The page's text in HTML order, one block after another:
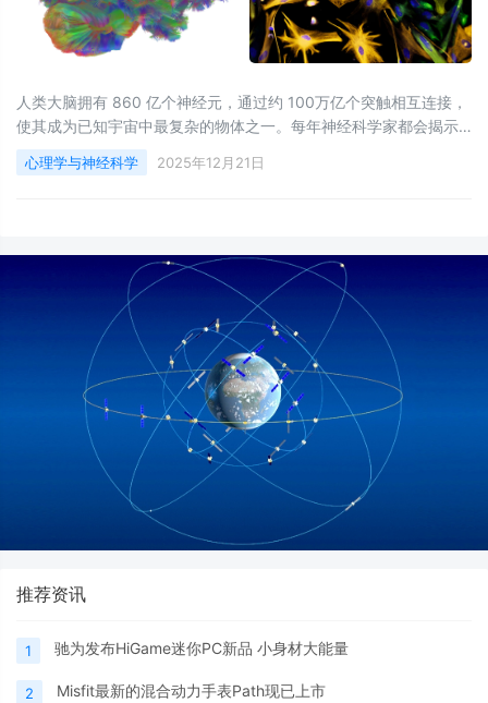
人类大脑拥有 860 亿个神经元，通过约 100万亿个突触相互连接，
使其成为已知宇宙中最复杂的物体之一。每年神经科学家都会揭示
关于这种弹性结构运作机制的迷人、重要且奇特的发现，2025 年也
不例外。以下是今年十大最引人入胜的大脑研究成果，供您细细品
心理学与神经科学 2025年12月21日
推荐资讯
1 驰为发布HiGame迷你PC新品 小身材大能量
2 Misfit最新的混合动力手表Path现已上市